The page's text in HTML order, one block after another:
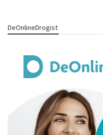
DeOnlineDrogist